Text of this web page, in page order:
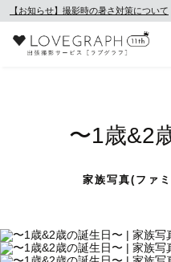
【お知らせ】撮影時の暑さ対策について
〜1歳&2
家族写真(ファ